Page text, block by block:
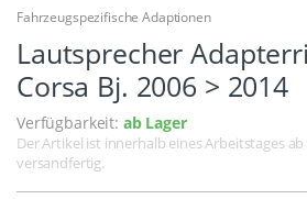
Fahrzeugspezifische Adaptionen
Lautsprecher
Corsa Bj. 2006 > 2014
Verfügbarkeit: ab Lager
Der Artikel ist innerhalb eines Arbeitstages
versandfertig.